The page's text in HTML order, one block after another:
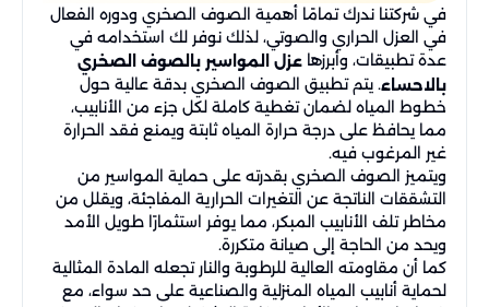
في شركتنا ندرك تمامًا أهمية الصوف الصخري ودوره الفعال
في العزل الحراري والصوتي، لذلك نوفر لك استخدامه في
عدة تطبيقات، وأبرزها عزل المواسير بالصوف الصخري
بالاحساء. يتم تطبيق الصوف الصخري بدقة عالية حول
خطوط المياه لضمان تغطية كاملة لكل جزء من الأنابيب،
مما يحافظ على درجة حرارة المياه ثابتة ويمنع فقد الحرارة
غير المرغوب فيه.
ويتميز الصوف الصخري بقدرته على حماية المواسير من
التشققات الناتجة عن التغيرات الحرارية المفاجئة، ويقلل من
مخاطر تلف الأنابيب المبكر، مما يوفر استثمارًا طويل الأمد
ويحد من الحاجة إلى صيانة متكررة.
كما أن مقاومته العالية للرطوبة والنار تجعله المادة المثالية
لحماية أنابيب المياه المنزلية والصناعية على حد سواء، مع